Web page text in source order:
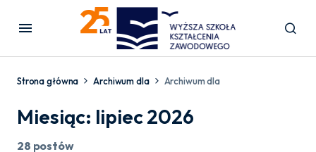
Strona główna Archiwum dla Archiwum dla
Miesiąc: lipiec 2026
28 postów